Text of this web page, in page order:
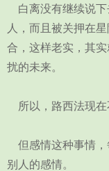
白离没有继续说下
人，而且被关押在
合，这样老实，其
扰的未来。
所以，路西法现在
但感情这种事情，
别人的感情。